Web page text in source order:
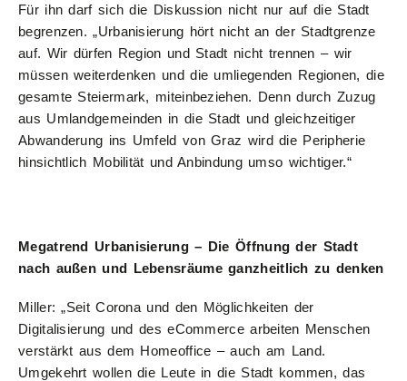
Für ihn darf sich die Diskussion nicht nur auf die Stadt
begrenzen. „Urbanisierung hört nicht an der Stadtgrenze
auf. Wir dürfen Region und Stadt nicht trennen – wir
müssen weiterdenken und die umliegenden Regionen, die
gesamte Steiermark, miteinbeziehen. Denn durch Zuzug
aus Umlandgemeinden in die Stadt und gleichzeitiger
Abwanderung ins Umfeld von Graz wird die Peripherie
hinsichtlich Mobilität und Anbindung umso wichtiger.“
Megatrend Urbanisierung – Die Öffnung der Stadt
nach außen und Lebensräume ganzheitlich zu denken
Miller: „Seit Corona und den Möglichkeiten der
Digitalisierung und des eCommerce arbeiten Menschen
verstärkt aus dem Homeoffice – auch am Land.
Umgekehrt wollen die Leute in die Stadt kommen, das